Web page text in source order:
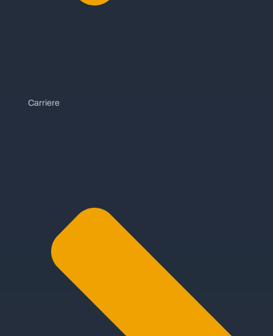
Carriere